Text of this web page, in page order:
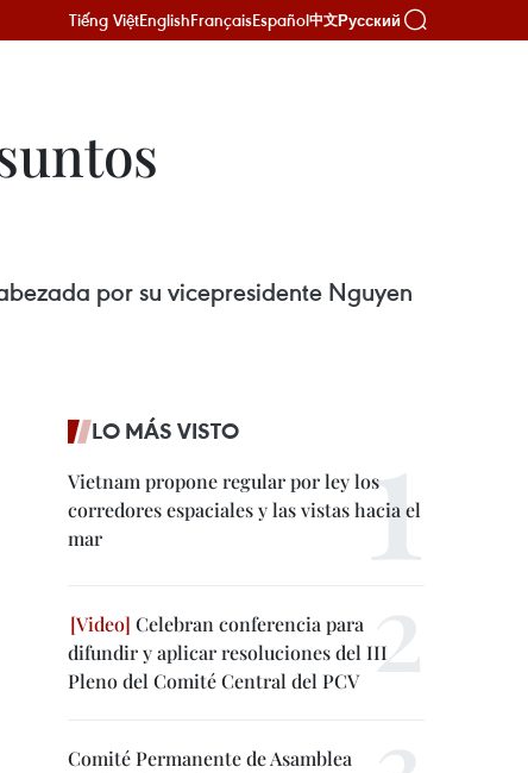
Tiếng ViệtEnglishFrançaisEspañol中文Русский
por su vicepresidente Nguyen
LO MÁS VISTO
Vietnam propone regular por ley los
corredores espaciales y las vistas hacia el
mar
Celebran conferencia para
difundir y aplicar resoluciones del III
Pleno del Comité Central del PCV
Comité Permanente de Asamblea